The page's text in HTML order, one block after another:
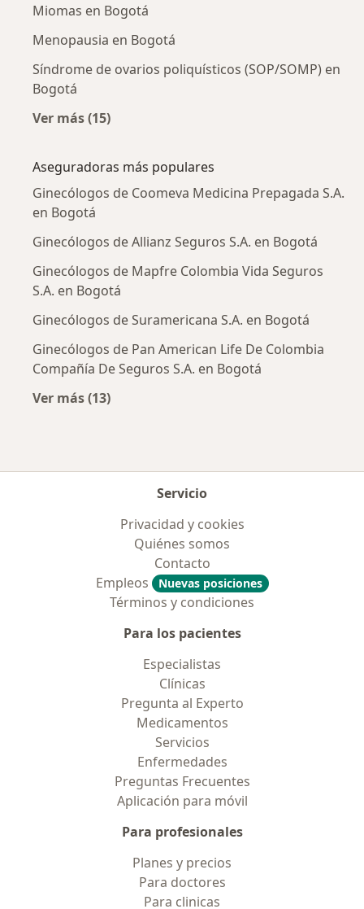
Miomas en Bogotá
Menopausia en Bogotá
Síndrome de ovarios poliquísticos (SOP/SOMP) en
Bogotá
Ver más (15)
Aseguradoras más populares
Ginecólogos de Coomeva Medicina Prepagada S.A.
en Bogotá
Ginecólogos de Allianz Seguros S.A. en Bogotá
Ginecólogos de Mapfre Colombia Vida Seguros
S.A. en Bogotá
Ginecólogos de Suramericana S.A. en Bogotá
Ginecólogos de Pan American Life De Colombia
Compañía De Seguros S.A. en Bogotá
Ver más (13)
Servicio
Privacidad y cookies
Quiénes somos
Contacto
Empleos
Nuevas posiciones
Términos y condiciones
Para los pacientes
Especialistas
Clínicas
Pregunta al Experto
Medicamentos
Servicios
Enfermedades
Preguntas Frecuentes
Aplicación para móvil
Para profesionales
Planes y precios
Para doctores
Para clinicas